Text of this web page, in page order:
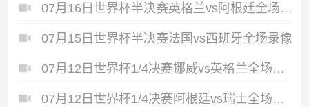
07月16日世界杯半决赛英格兰vs阿根廷全场录像
07月15日世界杯半决赛法国vs西班牙全场录像
07月12日世界杯1/4决赛挪威vs英格兰全场录像
07月12日世界杯1/4决赛阿根廷vs瑞士全场录像